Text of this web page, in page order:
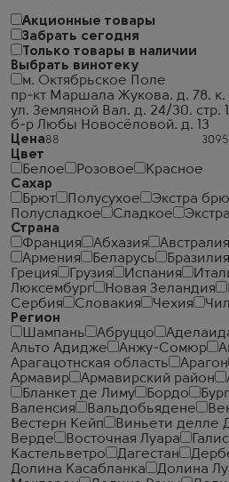
Акционные товары
Забрать сегодня
Только товары в наличии
Выбрать винотеку
м. Октябрьское Поле
пр-кт Маршала Жукова. д. 78. к.
ул. Земляной Вал. д. 24/30. стр. 1
б-р Любы Новосёловой. д. 13
Цена
Цвет
Белое
Розовое
Красное
Сахар
Брют
Полусухое Экстра
Полусладкое
Сладкое
Страна
Франция
Абхазия Австралия
Армения
Беларусь Бразилия
Греция
Грузия Испания
Люксембург
Новая Зеландия
Сербия
Словакия Чехия
Регион
Шампань
Абруццо
Альто Адидже
Анжу-Сомюр
Арагацотнская область
Арагон
Армавир
Армавирский район
Бланкет де Лиму
Бордо
Валенсия
Вальдобьядене
Вестерн Кейп
Виньети делле
Верде
Восточная Луара
Кастельветро
Дагестан
Долина Касабланка
Долина